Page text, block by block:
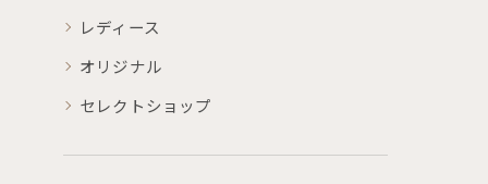
レディース
オリジナル
セレクトショップ